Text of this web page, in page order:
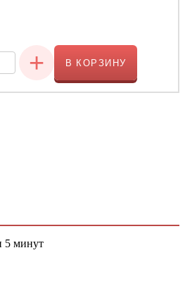
+ В КОРЗИНУ
5 минут